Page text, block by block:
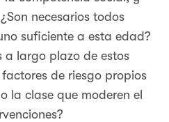
necesarios todos
suficiente a esta edad?
a largo plazo de estos
de riesgo propios
la clase que moderen el